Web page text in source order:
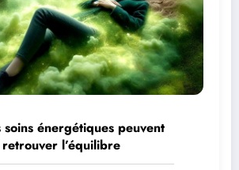
soins énergétiques peuvent
l’équilibre